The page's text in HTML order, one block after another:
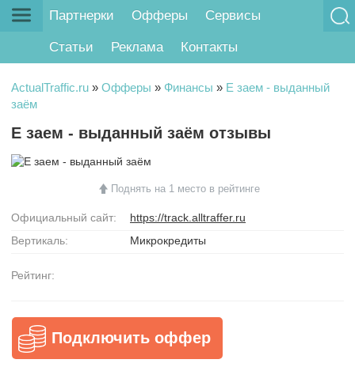
Партнерки Офферы Сервисы
Статьи Реклама Контакты
ActualTraffic.ru » Офферы » Финансы » Е заем - выданный
заём
Е заем - выданный заём отзывы
Поднять на 1 место в рейтинге
Официальный сайт:
https://track.alltraffer.ru
Вертикаль:
Микрокредиты
Рейтинг:
Подключить оффер